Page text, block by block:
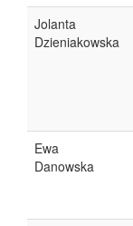
Jolanta
Dzieniakowska
Ewa
Danowska